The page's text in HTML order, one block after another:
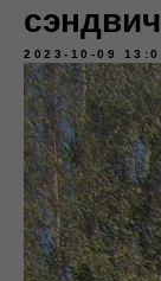
2023-10-09